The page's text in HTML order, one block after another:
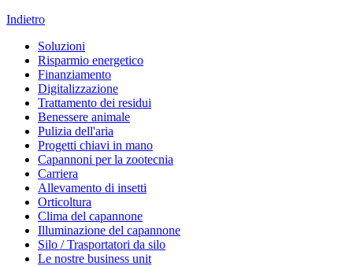
Indietro
Soluzioni
Risparmio energetico
Finanziamento
Digitalizzazione
Trattamento dei residui
Benessere animale
Pulizia dell'aria
Progetti chiavi in mano
Capannoni per la zootecnia
Carriera
Allevamento di insetti
Orticoltura
Clima del capannone
Illuminazione del capannone
Silo / Trasportatori da silo
Le nostre business unit